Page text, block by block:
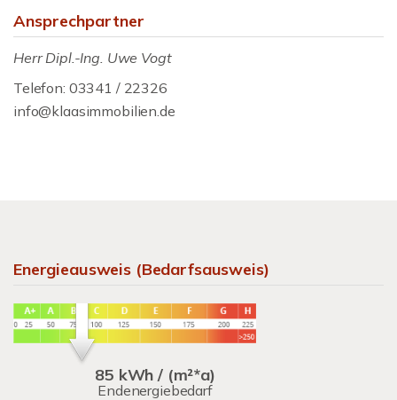
Ansprechpartner
Herr Dipl.-Ing. Uwe Vogt
Telefon: 03341 / 22326
info@klaasimmobilien.de
Energieausweis (Bedarfsausweis)
85 kWh / (m²*a)
Endenergiebedarf